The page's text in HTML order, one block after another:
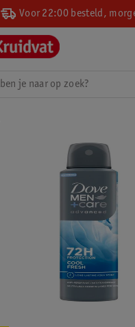
Voor 22:00 besteld,